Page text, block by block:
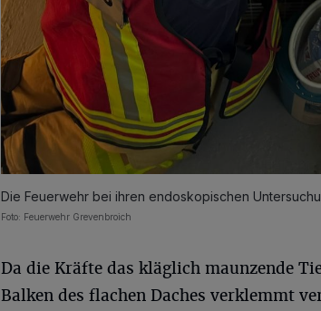
Die Feuerwehr bei ihren endoskopischen
Foto: Feuerwehr Grevenbroich
Da die Kräfte das kläglich maunzende
Balken des flachen Daches verklemmt